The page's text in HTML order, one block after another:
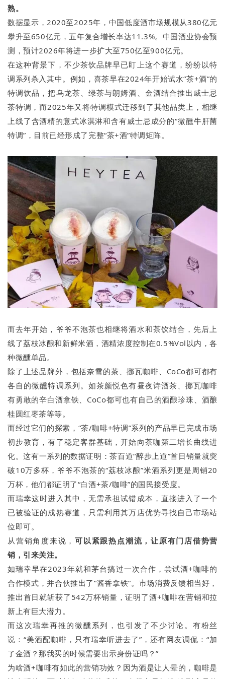
熟。
数据显示，2020至2025年，中国低度酒市场规模从380亿元
攀升至650亿元，五年复合增长率达11.3%。中国酒业协会预
测，预计2026年将进一步扩大至750亿至900亿元。
在这种背景下，不少茶饮品牌早已盯上这个赛道，纷纷以特
调系列杀入其中。例如，喜茶早在2024年开始试水“茶+酒”的
特调饮品，把乌龙茶、绿茶与朗姆酒、金酒结合推出威士忌
茶特调，而2025年又将特调模式迁移到了其他品类上，相继
上线了含酒精的意式冰淇淋和含有威士忌成分的“微醺牛肝菌
特调”，目前已经形成了完整“茶+酒”特调矩阵。
而去年开始，爷爷不泡茶也相继将酒水和茶饮结合，先后上
线了荔枝冰酿和新鲜米酒，酒精浓度控制在0.5%Vol以内，各
种微醺单品。
除了上述品牌外，包括奈雪的茶、挪瓦咖啡、CoCo都可都有
各自的微醺特调系列。如茶颜悦色有昼夜诗酒茶、挪瓦咖啡
有勇敢的辛白酒拿铁、CoCo都可也有自己的酒酿珍珠、酒酿
桂圆红枣茶等等。
而经过它们的探索，“茶/咖啡+特调”系列的产品早已完成市场
初步教育，有了稳定客群基础，开始向茶咖第二增长曲线进
化。这有一系列的数据证明：茶百道“醉步上道”首日销量就突
破10万多杯，爷爷不泡茶的“荔枝冰酿”米酒系列更是周销20
万杯，他们都证明了“白酒+茶/咖啡”的国民接受度。
而瑞幸这时进入其中，无需承担试错成本，直接进入了一个
已被验证的成熟赛道，只需利用其万店优势寻找自己市场站
位即可。
从营销角度来说，可以紧跟热点潮流，让原有门店借势营
销，引来关注。
如瑞幸早在2023年就和茅台搞过一次合作，尝试酒+咖啡的
合作模式，并合伙推出了“酱香拿铁”。市场消费反馈相当好，
推出首日就斩获了542万杯销量，证明了酒+咖啡在营销和拉
新上有巨大潜力。
而这次瑞幸再推的微醺系列，也引发了不少讨论。有粉丝
说：“美酒配咖啡，只有瑞幸听进去了”，还有网友调侃：“加
了金酒？那我买的时候需要出示身份证吗？”
为啥酒+咖啡有如此的营销功效？因为酒是让人晕的，咖啡是